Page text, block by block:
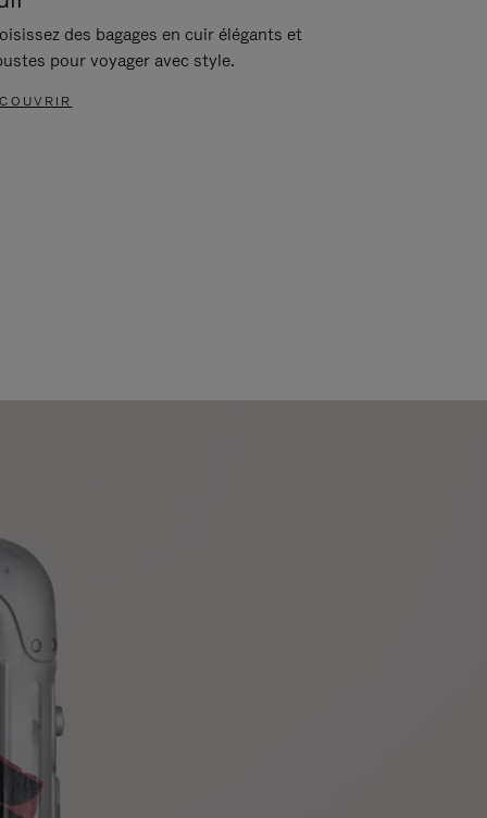
des bagages en cuir élégants et
pour voyager avec style.